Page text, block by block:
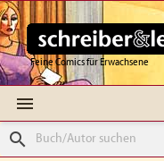
Feine Comics für Erwachsene

search